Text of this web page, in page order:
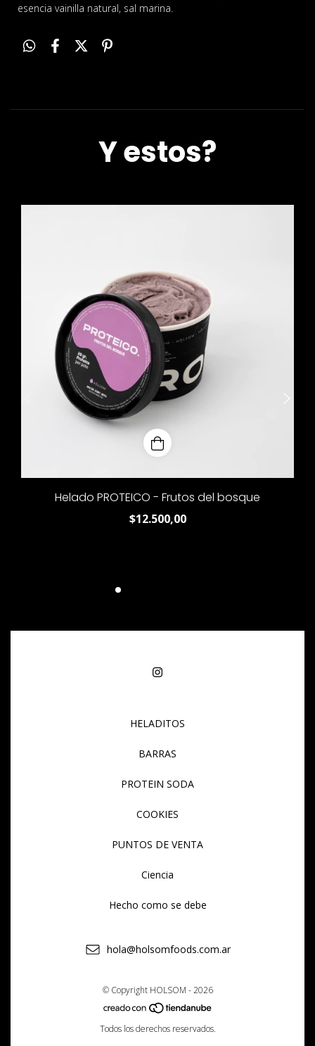
esencia vainilla natural, sal marina.
Y estos?
Helado PROTEICO - Frutos del bosque
$12.500,00
HELADITOS
BARRAS
PROTEIN SODA
COOKIES
PUNTOS DE VENTA
Ciencia
Hecho como se debe
hola@holsomfoods.com.ar
© Copyright HOLSOM - 2026
Todos los derechos reservados.